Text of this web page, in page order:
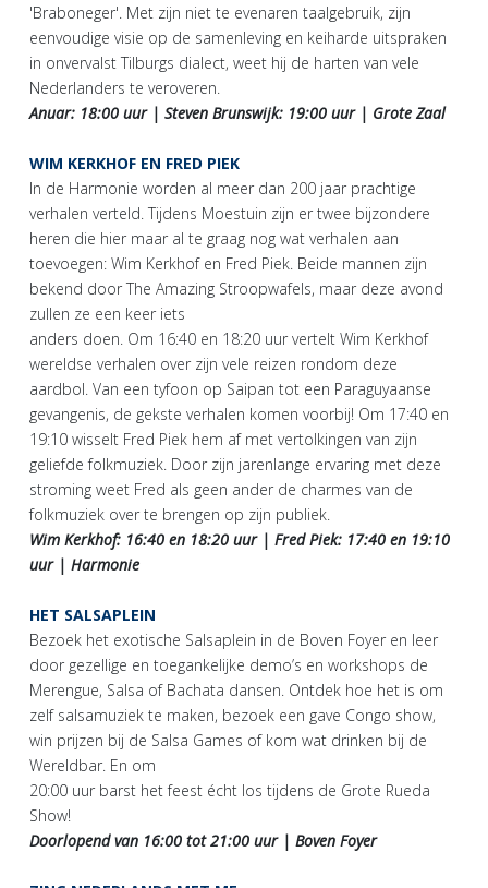
'Braboneger'. Met zijn niet te evenaren taalgebruik, zijn
eenvoudige visie op de samenleving en keiharde uitspraken
in onvervalst Tilburgs dialect, weet hij de harten van vele
Nederlanders te veroveren.
Anuar: 18:00 uur | Steven Brunswijk: 19:00 uur | Grote Zaal
WIM KERKHOF EN FRED PIEK
In de Harmonie worden al meer dan 200 jaar prachtige
verhalen verteld. Tijdens Moestuin zijn er twee bijzondere
heren die hier maar al te graag nog wat verhalen aan
toevoegen: Wim Kerkhof en Fred Piek. Beide mannen zijn
bekend door The Amazing Stroopwafels, maar deze avond
zullen ze een keer iets
anders doen. Om 16:40 en 18:20 uur vertelt Wim Kerkhof
wereldse verhalen over zijn vele reizen rondom deze
aardbol. Van een tyfoon op Saipan tot een Paraguyaanse
gevangenis, de gekste verhalen komen voorbij! Om 17:40 en
19:10 wisselt Fred Piek hem af met vertolkingen van zijn
geliefde folkmuziek. Door zijn jarenlange ervaring met deze
stroming weet Fred als geen ander de charmes van de
folkmuziek over te brengen op zijn publiek.
Wim Kerkhof: 16:40 en 18:20 uur | Fred Piek: 17:40 en 19:10
uur | Harmonie
HET SALSAPLEIN
Bezoek het exotische Salsaplein in de Boven Foyer en leer
door gezellige en toegankelijke demo’s en workshops de
Merengue, Salsa of Bachata dansen. Ontdek hoe het is om
zelf salsamuziek te maken, bezoek een gave Congo show,
win prijzen bij de Salsa Games of kom wat drinken bij de
Wereldbar. En om
20:00 uur barst het feest écht los tijdens de Grote Rueda
Show!
Doorlopend van 16:00 tot 21:00 uur | Boven Foyer